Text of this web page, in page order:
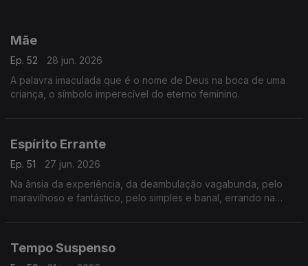
Mãe
Ep. 52
28 jun. 2026
A palavra imaculada que é o nome de Deus na boca de uma
criança, o símbolo imperecível do eterno feminino.
Espírito Errante
Ep. 51
27 jun. 2026
Na ânsia da experiência, da deambulação vagabunda, pelo
maravilhoso e fantástico, pelo simples e banal, errando na
Tempo Suspenso